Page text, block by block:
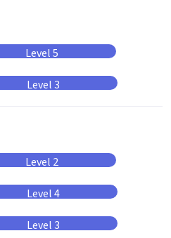
Level 5
Level 3
Level 2
Level 4
Level 3